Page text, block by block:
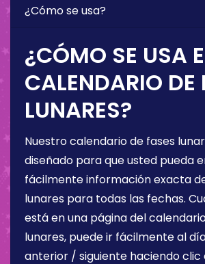
¿Cómo se usa?
¿CÓMO SE USA
CALENDARIO DE
LUNARES?
Nuestro calendario de fases
diseñado para que usted pueda
fácilmente información exacta
lunares para todas las fechas.
está en una página del
lunares, puede ir fácilmente al
anterior / siguiente haciendo clic